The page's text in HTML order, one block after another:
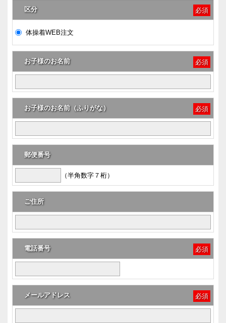
区分 必須
体操着WEB注文
お子様のお名前 必須
お子様のお名前（ふりがな） 必須
郵便番号
（半角数字７桁）
ご住所
電話番号 必須
メールアドレス 必須